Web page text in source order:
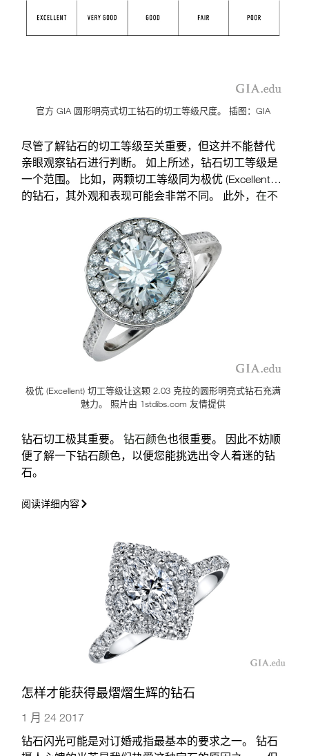
官方 GIA 圆形明亮式切工钻石的切工等级尺度。 插图：GIA
尽管了解钻石的切工等级至关重要，但这并不能替代
亲眼观察钻石进行判断。 如上所述，钻石切工等级是
一个范围。 比如，两颗切工等级同为极优 (Excellent)
的钻石，其外观和表现可能会非常不同。 此外，在不
亲身体验。 最后，您必须真心喜爱这颗钻石 — 任何报
告都不能取代您的心动。
极优 (Excellent) 切工等级让这颗 2.03 克拉的圆形明亮式钻石充满
魅力。 照片由 1stdibs.com 友情提供
钻石切工极其重要。钻石颜色也很重要。 因此不妨顺
便了解一下钻石颜色，以便您能挑选出令人着迷的钻
石。
阅读详细内容
怎样才能获得最熠熠生辉的钻石
1 月 24 2017
钻石闪光可能是对订婚戒指最基本的要求之一。 钻石